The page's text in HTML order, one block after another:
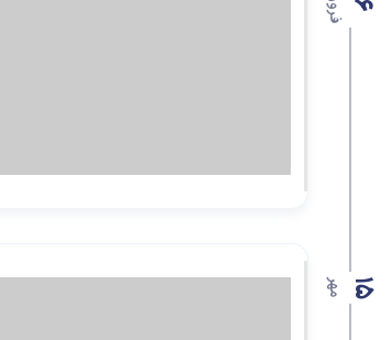
15 مهر